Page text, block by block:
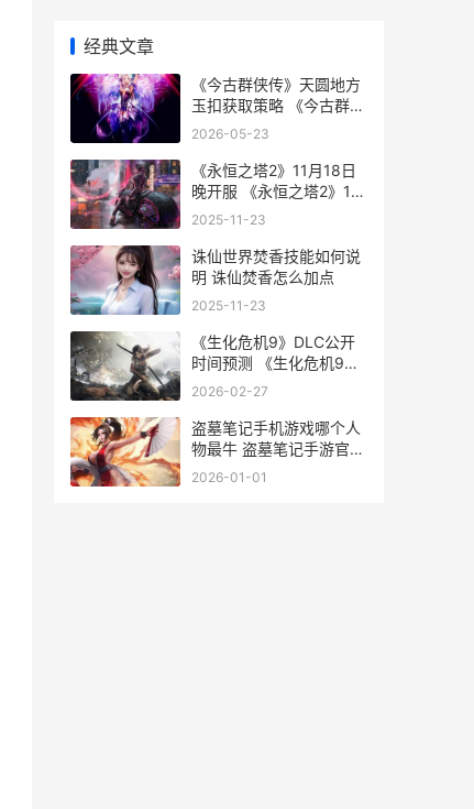
经典文章
《今古群侠传》天圆地方
玉扣获取策略 《今古群侠
传》新角色加点推荐
2026-05-23
《永恒之塔2》11月18日
晚开服 《永恒之塔2》11
章攻略
2025-11-23
诛仙世界焚香技能如何说
明 诛仙焚香怎么加点
2025-11-23
《生化危机9》DLC公开
时间预测 《生化危机9》
将于2026年2月27日发售
2026-02-27
盗墓笔记手机游戏哪个人
物最牛 盗墓笔记手游官方
下载
2026-01-01